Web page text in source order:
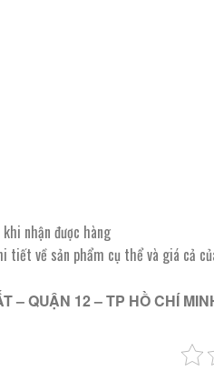
nhận được hàng
tiết về sản phẩm cụ thể và giá cả
– QUẬN 12 – TP HỒ CHÍ